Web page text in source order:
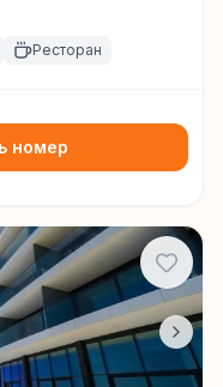
Ресторан
номер